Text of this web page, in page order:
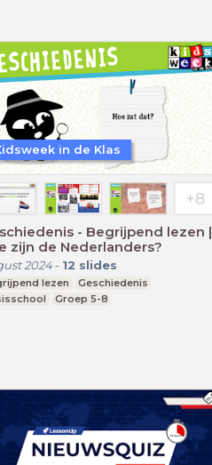
- Begrijpend lezen |
zijn de Nederlanders?
2024- 12 slides
lezen
Geschiedenis
Groep 5-8
in de Klas